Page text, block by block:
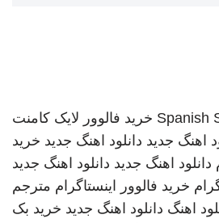
Spanish خرید فالوور لایک کامنت
اهنگ جدید دانلود اهنگ جدید خرید
دانلود اهنگ جدید دانلود اهنگ جدید
خرید فالوور اینستاگرام مترجم
اهنگ دانلود اهنگ جدید خرید بک